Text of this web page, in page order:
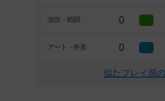
攻防・戦闘 0
アート・外見 0
似たプレイ感